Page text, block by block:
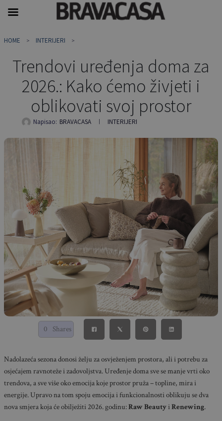
toHOME INTERIJERI
Trendovi uređenja doma za
2026.: Kako ćemo živjeti i
oblikovati svoj prostor
Napisao: BRAVACASA INTERIJERI
0 Shares
Nadolazeća sezona donosi želju za osvježenjem prostora, ali i potrebu za
osjećajem ravnoteže i zadovoljstva. Uređenje doma sve se manje vrti oko
trendova, a sve više oko emocija koje prostor pruža – topline, mira i
energije. Upravo na tom spoju emocija i funkcionalnosti oblikuju se dva
nova smjera koja će obilježiti 2026. godinu:Raw BeautyiRenewing.